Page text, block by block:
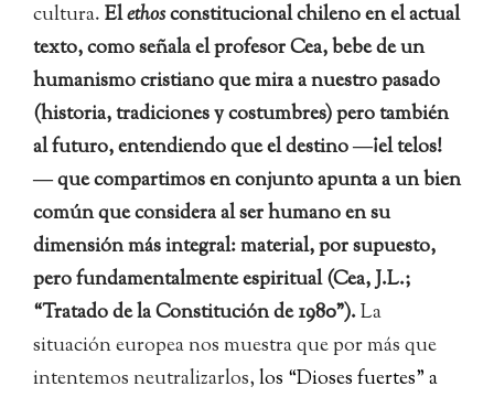
cultura.Elethosconstitucional chileno en el actual
texto, como señala el profesor Cea, bebe de un
humanismo cristiano que mira a nuestro pasado
(historia, tradiciones y costumbres) pero también
al futuro, entendiendo que el destino ―¡el telos!
― que compartimos en conjunto apunta a un bien
común que considera al ser humano en su
dimensión más integral: material, por supuesto,
pero fundamentalmente espiritual (Cea, J.L.;
“Tratado de la Constitución de 1980”).La
situación europea nos muestra que por más que
intentemos neutralizarlos,los “Dioses fuertes” a